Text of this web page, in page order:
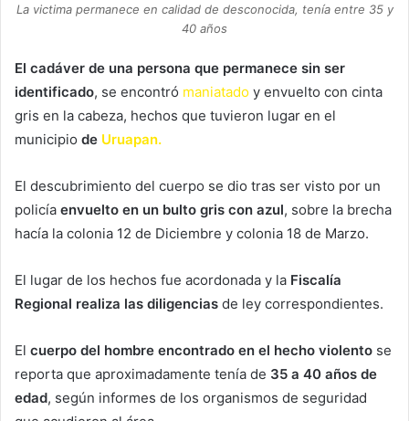
La victima permanece en calidad de desconocida, tenía entre 35 y
40 años
El cadáver de una persona que permanece sin ser
identificado, se encontró maniatado y envuelto con cinta
gris en la cabeza, hechos que tuvieron lugar en el
municipio de Uruapan.
El descubrimiento del cuerpo se dio tras ser visto por un
policía envuelto en un bulto gris con azul, sobre la brecha
hacía la colonia 12 de Diciembre y colonia 18 de Marzo.
El lugar de los hechos fue acordonada y la Fiscalía
Regional realiza las diligencias de ley correspondientes.
El cuerpo del hombre encontrado en el hecho violento se
reporta que aproximadamente tenía de 35 a 40 años de
edad, según informes de los organismos de seguridad